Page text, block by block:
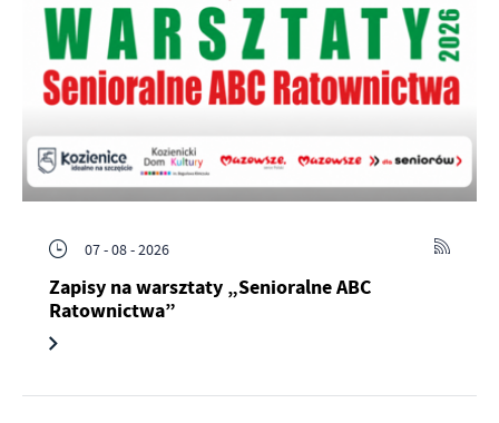
07 - 08 - 2026
Zapisy na warsztaty „Senioralne ABC
Ratownictwa”